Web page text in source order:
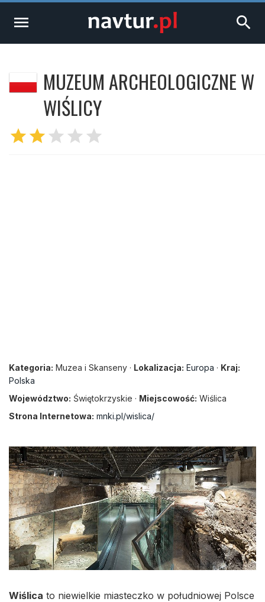
menu search
MUZEUM ARCHEOLOGICZNE W
WIŚLICY
starstar star star star
Kategoria: Muzea i Skanseny · Lokalizacja: Europa · Kraj:
Polska
Województwo: Świętokrzyskie · Miejscowość: Wiślica
Strona Internetowa: mnki.pl/wislica/
Wiślica to niewielkie miasteczko w południowej Polsce